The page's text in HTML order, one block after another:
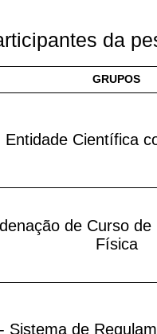
da
GRUPOS
Entidade Científica
de Curso
Física
Sistema de